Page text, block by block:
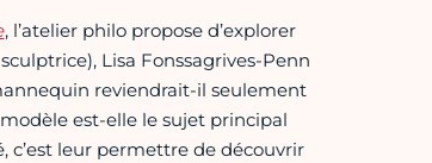
, l’atelier philo propose d’explorer
Lisa Fonssagrives-Penn
reviendrait-il seulement
est-elle le sujet principal
c’est leur permettre de découvrir